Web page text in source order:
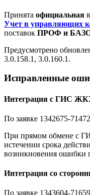
Принята официальная
Учет в
поставок ПРОФ и
Предусмотрено
3.0.158.1, 3.0.160.1.
Исправленные
Интеграция с ГИС
По заявке 1342675-
При прямом обмене с
истечении срока
возникновения ошибки
Интеграция со
По заявке 1343604-